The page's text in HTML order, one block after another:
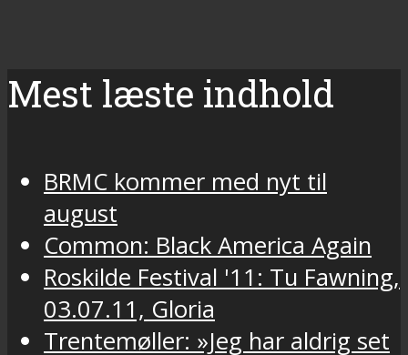
Mest læste indhold
BRMC kommer med nyt til
august
Common: Black America Again
Roskilde Festival '11: Tu Fawning,
03.07.11, Gloria
Trentemøller: »Jeg har aldrig set